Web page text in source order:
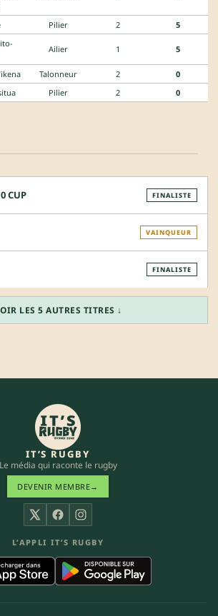
Pilier 2 5
Ailier 1 5
Talonneur 2
0
Pilier 2 0
CUP FINALISTE
VAINQUEUR
FINALISTE
LES 5 AUTRES TITRES ↓
IT’S RUGBY
Le média qui raconte le rugby
DEVENIR MEMBRE→
X FacebookInstagram
L’APPLI IT’S RUGBY